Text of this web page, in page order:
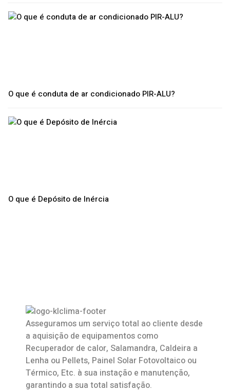
O que é conduta de ar condicionado PIR-ALU?
O que é Depósito de Inércia
Asseguramos um serviço total ao cliente desde
a aquisição de equipamentos como
Recuperador de calor, Salamandra, Caldeira a
Lenha ou Pellets, Painel Solar Fotovoltaico ou
Térmico, Etc. à sua instação e manutenção,
garantindo a sua total satisfação.